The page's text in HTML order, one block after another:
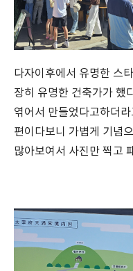
다자이후에서 유명한 스
장히 유명한 건축가가 했
엮어서 만들었다고하더
편이다보니 가볍게 기념
많아보여서 사진만 찍고